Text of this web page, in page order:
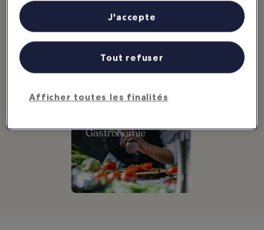
Destination Bar Harbor : explorer par
catégorie
Gastronomie
personnalisés, mesure de performance des publicités et du contenu,
études d’audience et développement de services.
Liste de nos partenaires (fournisseurs)
Afficher toutes les finalités
Tout refuser
J'accepte